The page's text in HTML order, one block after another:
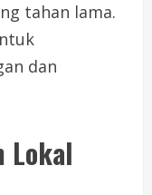
tahan lama.
dan
Lokal